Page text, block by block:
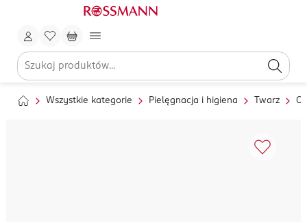
Wszystkie kategorie Pielęgnacja i higiena Twarz